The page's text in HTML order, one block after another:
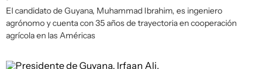
El candidato de Guyana, Muhammad Ibrahim, es ingeniero
agrónomo y cuenta con 35 años de trayectoria en cooperación
agrícola en las Américas